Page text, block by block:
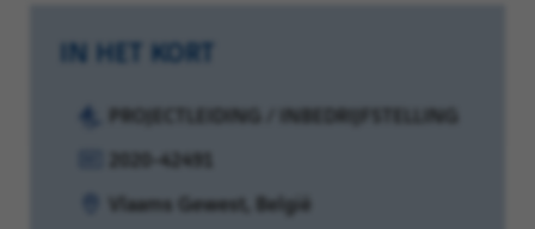
IN HET KORT
Categorie:
PROJECTLEIDING / INBEDRIJFSTELLING
Referentie:
2020-42491
Klantcode:
Locatie:
Vlaams Gewest, België